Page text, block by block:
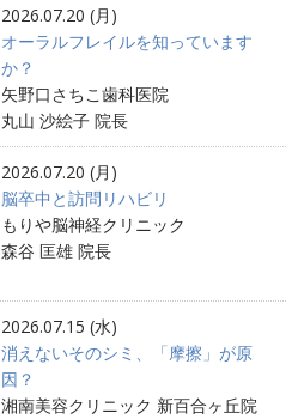
2026.07.20 (月)
オーラルフレイルを知っています
か？
矢野口さちこ歯科医院
丸山 沙絵子 院長
2026.07.20 (月)
脳卒中と訪問リハビリ
もりや脳神経クリニック
森谷 匡雄 院長
2026.07.15 (水)
消えないそのシミ、「摩擦」が原
因？
湘南美容クリニック 新百合ヶ丘院